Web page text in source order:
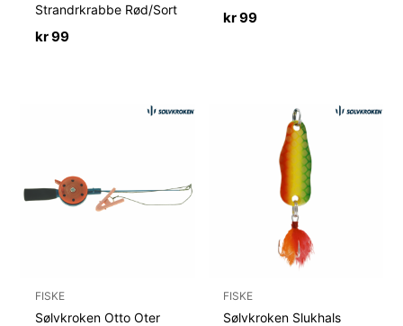
Strandrkrabbe Rød/Sort
kr99
kr99
FISKE
Sølvkroken Otto Oter
FISKE
Sølvkroken Slukhals